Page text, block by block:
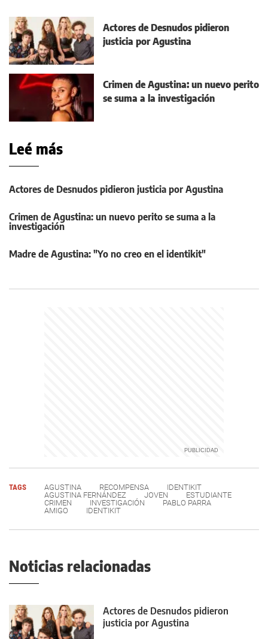
Actores de Desnudos pidieron
justicia por Agustina
Crimen de Agustina: un nuevo perito
se suma a la investigación
Leé más
Actores de Desnudos pidieron justicia por Agustina
Crimen de Agustina: un nuevo perito se suma a la
investigación
Madre de Agustina: "Yo no creo en el identikit"
TAGS AGUSTINA RECOMPENSA
IDENTIKIT
AGUSTINA FERNÁNDEZ
JOVEN
ESTUDIANTE
CRIMEN
INVESTIGACIÓN
PABLO PARRA
AMIGO
IDENTIKIT
Noticias relacionadas
Actores de Desnudos pidieron
justicia por Agustina